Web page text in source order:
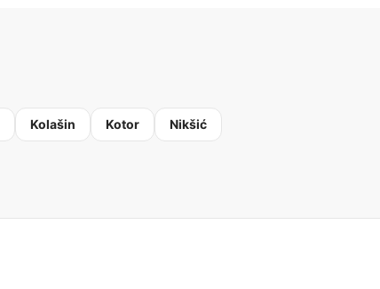
Kolašin Kotor Nikšić